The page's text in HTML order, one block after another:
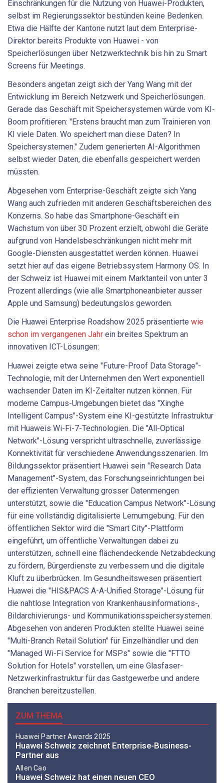
Einschränkungen für die Nutzung von Huawei-Produkten,
selbst im Regierungssektor bestünden keine Bedenken.
Etwa die Hälfte der Kantone nutzt laut dem Enterprise-
Direktor bereits Produkte von Huawei - von
Speicherlösungen über Netzwerktechnik bis hin zu Smart
Screens für Meetings.
Besonders angetan zeigt sich der Yang Wang mit der
Entwicklung im Bereich Netzwerk und Speicherlösungen.
Gerade das Geschäft mit Speichersystemen würde vom KI-
Boom profitieren: "Erstens braucht man zum Trainieren von
KI viele Daten. Wo speichert man diese Daten? In
Speichersystemen." Zudem generierten AI-Algorithmen
selbst wieder Daten, die ebenfalls gespeichert werden
müssten.
Abgesehen vom Enterprise-Geschäft zeigte sich Yang
Wang auch zufrieden mit anderen Geschäftsbereichen des
Konzerns. So habe das Smartphone-Geschäft ein
Wachstum von über 30 Prozent erzielt, obwohl die Geräte
aufgrund von Handelsbeschränkungen nicht mehr mit
Google-Diensten ausgestattet werden können. Huawei
setzt hier auf das eigene Betriebssystem Harmony OS. In
der Schweiz ist Huawei mit einem Marktanteil von unter 3
Prozent allerdings (wie alle Smartphoneanbieter ausser
Apple und Samsung) bedeutungslos geworden.
Die Huawei Enterprise Roadshow 2025 präsentierte wie
schon im vergangenen Jahr ein breites Spektrum an
innovativen ICT-Lösungen:
Huawei zeigte etwa seine "Future-Proof Data Storage"-
Technologie, mit der Unternehmen den Wert exponentiell
wachsender Daten im KI-Zeitalter nutzen können. Für
moderne Campus-Umgebungen bietet das "Xinghe
Intelligent Campus"-System eine KI-gestützte Infrastruktur
mit Huaweis Wi-Fi-7-Technologien. Die "All-Optical
Network"-Lösung verspricht ultraschnelle, zuverlässige
Konnektivität für verschiedene Anwendungsszenarien. Im
Bildungssektor präsentiert Huawei sein "Research Data
Management"-System, das Forschungseinrichtungen bei
der effizienten Verwaltung grosser Datenmengen
unterstützt, sowie die "Education Campus Network"-Lösung
für eine vollständig digitalisierte Lernumgebung. Für den
öffentlichen Sektor wird die "Smart City"-Plattform
eingeführt, um öffentliche Verwaltungen dabei zu
unterstützen, schnell eine flächendeckende Netzabdeckung
zu fördern, Bürgerdienste zu verbessern und die digitale
Kluft zu überbrücken. Im Gesundheitswesen präsentiert
Huawei die "HIS&PACS A-A-Unified Storage"-Lösung für
die nahtlose Integration von Krankenhausinformations-,
Bildarchivierungs- und Kommunikationsspeichersystemen.
Abgesehen von anderen Produkten stellte Huawei seine
"Multi-Branch Retail Solution" für Einzelhändler und den
"Managed Wi-Fi Service for MSPs" sowie die "FTTO
Solution for Hotels" vorstellen, um eine Glasfaser-
Netzwerkinfrastruktur für das Gastgewerbe und andere
Branchen bereitzustellen.
ZUM THEMA
Huawei Partner Awards 2025
Huawei Schweiz zeichnet Enterprise-Business-
Partner aus
Allen Cao
Huawei Schweiz hat einen neuen CEO